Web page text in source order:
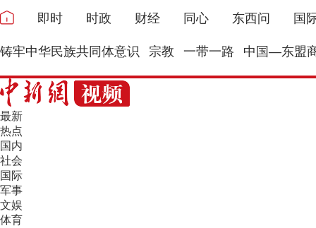
即时 时政 财经 同心 东西问 国
铸牢中华民族共同体意识 宗教 一带一路 中国—东盟
最新
热点
国内
社会
国际
军事
文娱
体育